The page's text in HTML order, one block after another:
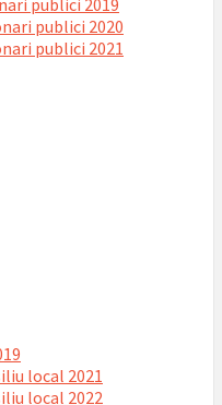
publici 2019
publici 2020
publici 2021
local 2021
local 2022